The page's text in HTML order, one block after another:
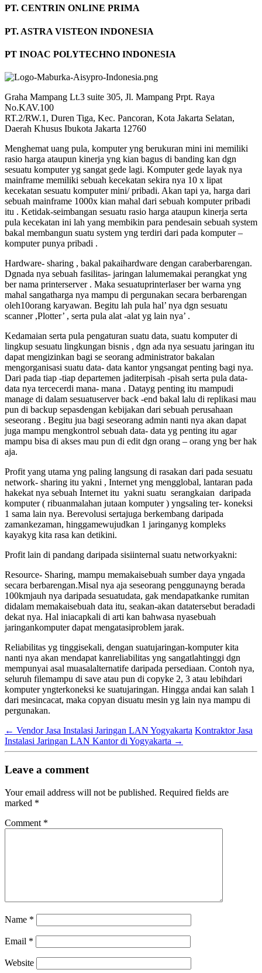
PT. CENTRIN ONLINE PRIMA
PT. ASTRA VISTEON INDONESIA
PT INOAC POLYTECHNO INDONESIA
Graha Mampang Lt.3 suite 305, Jl. Mampang Prpt. Raya
No.KAV.100
RT.2/RW.1, Duren Tiga, Kec. Pancoran, Kota Jakarta Selatan,
Daerah Khusus Ibukota Jakarta 12760
Menghemat uang pula, komputer yng berukuran mini ini memiliki
rasio harga ataupun kinerja yng kian bagus di banding kan dgn
sesuatu komputer yg sangat gede lagi. Komputer gede layak nya
mainframe memiliki sebuah kecekatan sekira nya 10 x lipat
kecekatan sesuatu komputer mini/ pribadi. Akan tapi ya, harga dari
sebuah mainframe 1000x kian mahal dari sebuah komputer pribadi
itu . Ketidak-seimbangan sesuatu rasio harga ataupun kinerja serta
pula kecekatan ini lah yang membikin para pendesain sebuah system
bakal membangun suatu system yng terdiri dari pada komputer –
komputer punya pribadi .
Hardware- sharing , bakal pakaihardware dengan caraberbarengan.
Dgnada nya sebuah fasilitas- jaringan lalumemakai perangkat yng
ber nama printerserver . Maka sesuatuprinterlaser ber warna yng
mahal sangatharga nya mampu di pergunakan secara berbarengan
oleh10orang karyawan. Begitu lah pula hal’ nya dgn sesuatu
scanner ,Plotter’ , serta pula alat -alat yg lain nya’ .
Kedamaian serta pula pengaturan suatu data, suatu komputer di
lingkup sesuatu lingkungan bisnis , dgn ada nya sesuatu jaringan itu
dapat mengizinkan bagi se seorang administrator bakalan
mengorganisasi suatu data- data kantor yngsangat penting bagi nya.
Dari pada tiap -tiap departemen jaditerpisah -pisah serta pula data-
data nya tercecerdi mana- mana . Datayg penting itu mampudi
manage di dalam sesuatuserver back -end bakal lalu di replikasi mau
pun di backup sepasdengan kebijakan dari sebuah perusahaan
seseorang . Begitu jua bagi seseorang admin nanti nya akan dapat
juga mampu mengkontrol sebuah data- data yg penting itu agar
mampu bisa di akses mau pun di edit dgn orang – orang yng ber hak
aja.
Profit yang utama yng paling langsung di rasakan dari pada sesuatu
network- sharing itu yakni , Internet yng mengglobal, lantaran pada
hakekat nya sebuah Internet itu yakni suatu serangkaian daripada
komputer ( ribuanmalahan jutaan komputer ) yngsaling ter- koneksi
1 sama lain nya. Berevolusi sertajuga berkembang daripada
zamankezaman, hinggamewujudkan 1 jaringanyg kompleks
kayakyg kita rasa kan detikini.
Profit lain di pandang daripada sisiinternal suatu networkyakni:
Resource- Sharing, mampu memakaisebuah sumber daya yngada
secara berbarengan.Misal nya aja seseorang penggunayng berada
100kmjauh nya daripada sesuatudata, gak mendapatkanke rumitan
didalam memakaisebuah data itu, seakan-akan datatersebut beradadi
dekat nya. Hal iniacapkali di arti kan bahwasa nyasebuah
jaringankomputer dapat mengatasiproblem jarak.
Reliabilitas yg tinggisekali, dengan suatujaringan-komputer kita
nanti nya akan mendapat kanreliabilitas yng sangatlahtinggi dgn
mempunyai asal muasalalternatife daripada persediaan. Contoh nya,
seluruh filemampu di save atau pun di copyke 2, 3 atau lebihdari
komputer yngterkoneksi ke suatujaringan. Hingga andai kan salah 1
dari mesincacat, maka copyan disuatu mesin yg lain nya mampu di
pergunakan.
← Vendor Jasa Instalasi Jaringan LAN Yogyakarta Kontraktor Jasa
Instalasi Jaringan LAN Kantor di Yogyakarta →
Leave a comment
Your email address will not be published. Required fields are
marked *
Comment *
Name *
Email *
Website